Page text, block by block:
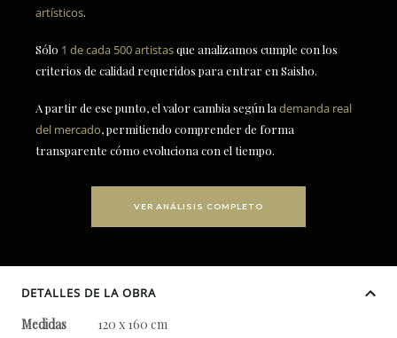
artísticos.
Sólo 1 de cada 500 artistasque analizamos cumple con los
criterios de calidad requeridos para entrar en Saisho.
A partir de ese punto, el valor cambia según la demanda real
del mercado, permitiendo comprender de forma
transparente cómo evoluciona con el tiempo.
VER ANÁLISIS COMPLETO
DETALLES DE LA OBRA
Medidas
120 x 160 cm